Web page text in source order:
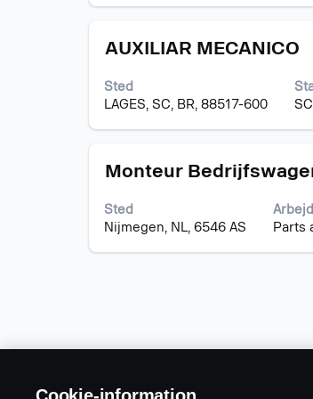
se
fulde
af
joboplysningerne.
Stilling
AUXILIAR MECANICO
Sted
LAGES, SC, BR, 88517-600
SC
Vælg
mellemrumstasten
for
se
fulde
af
joboplysningerne.
Stilling
Monteur
Sted
Nijmegen, NL, 6546 AS
Parts
Vælg
mellemrumstasten
for
se